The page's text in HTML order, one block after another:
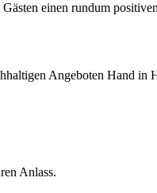
einen rundum
Angeboten Hand
Anlass.